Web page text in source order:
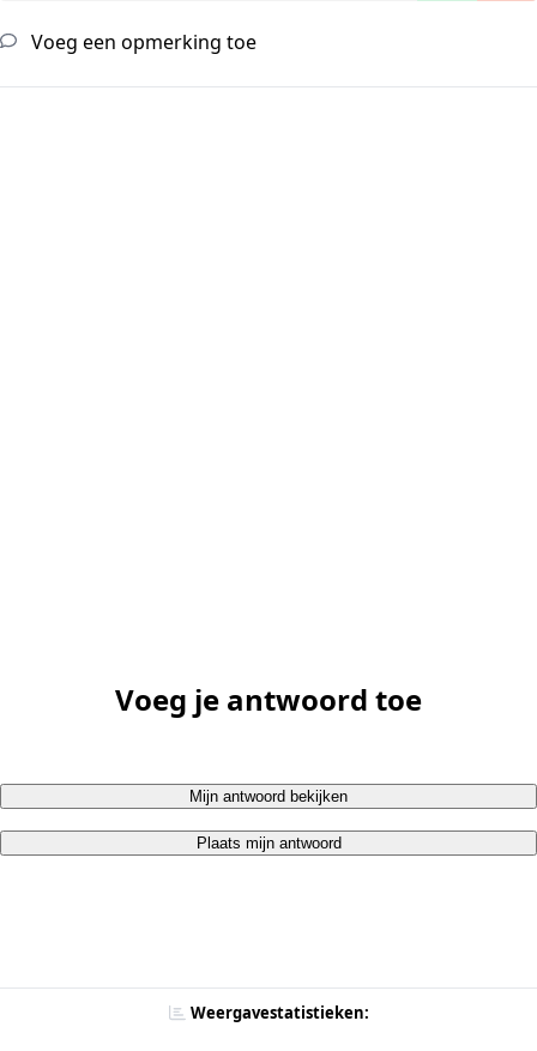
Voeg een opmerking toe
Voeg je antwoord toe
Mijn antwoord bekijken
Plaats mijn antwoord
Weergavestatistieken: